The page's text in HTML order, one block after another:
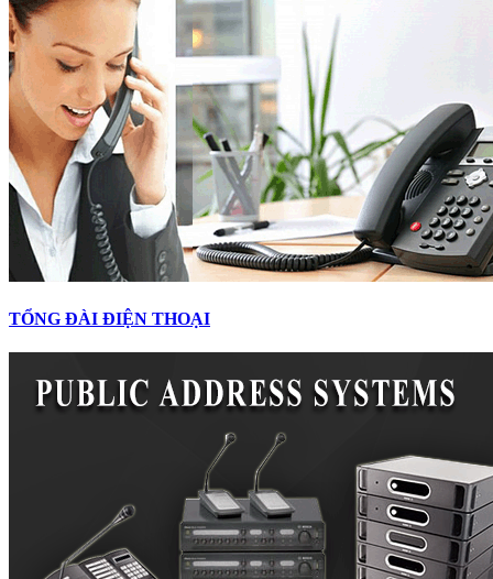
TỔNG ĐÀI ĐIỆN THOẠI